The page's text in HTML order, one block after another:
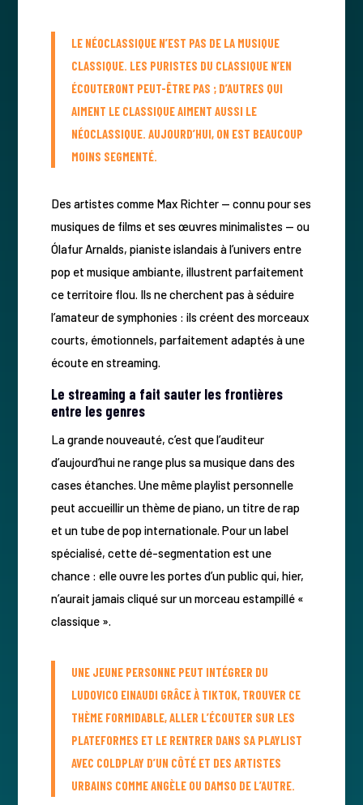
LE NÉOCLASSIQUE N’EST PAS DE LA MUSIQUE
CLASSIQUE. LES PURISTES DU CLASSIQUE N’EN
ÉCOUTERONT PEUT-ÊTRE PAS ; D’AUTRES QUI
AIMENT LE CLASSIQUE AIMENT AUSSI LE
NÉOCLASSIQUE. AUJOURD’HUI, ON EST BEAUCOUP
MOINS SEGMENTÉ.
Des artistes comme Max Richter — connu pour ses
musiques de films et ses œuvres minimalistes — ou
Ólafur Arnalds, pianiste islandais à l’univers entre
pop et musique ambiante, illustrent parfaitement
ce territoire flou. Ils ne cherchent pas à séduire
l’amateur de symphonies : ils créent des morceaux
courts, émotionnels, parfaitement adaptés à une
écoute en streaming.
Le streaming a fait sauter les frontières
entre les genres
La grande nouveauté, c’est que l’auditeur
d’aujourd’hui ne range plus sa musique dans des
cases étanches. Une même playlist personnelle
peut accueillir un thème de piano, un titre de rap
et un tube de pop internationale. Pour un label
spécialisé, cette dé-segmentation est une
chance : elle ouvre les portes d’un public qui, hier,
n’aurait jamais cliqué sur un morceau estampillé «
classique ».
UNE JEUNE PERSONNE PEUT INTÉGRER DU
LUDOVICO EINAUDI GRÂCE À TIKTOK, TROUVER CE
THÈME FORMIDABLE, ALLER L’ÉCOUTER SUR LES
PLATEFORMES ET LE RENTRER DANS SA PLAYLIST
AVEC COLDPLAY D’UN CÔTÉ ET DES ARTISTES
URBAINS COMME ANGÈLE OU DAMSO DE L’AUTRE.